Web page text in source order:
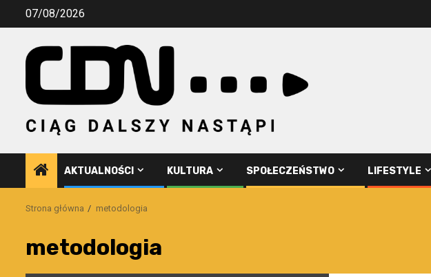
Przejdź07/08/2026
AKTUALNOŚCI KULTURA SPOŁECZEŃSTWO LIFESTYLE
Strona główna metodologia
metodologia